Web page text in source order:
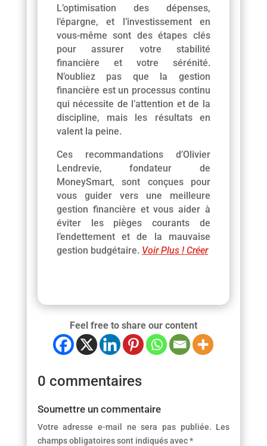
L’optimisation des dépenses,
l’épargne, et l’investissement en
vous-même sont des étapes clés
pour assurer votre stabilité
financière et votre sérénité.
N’oubliez pas que la gestion
financière est un processus continu
qui nécessite de l’attention et de la
discipline, mais les résultats en
valent la peine.
Ces recommandations d’Olivier
Lendrevie, fondateur de
MoneySmart, sont conçues pour
vous guider vers une meilleure
gestion financière et vous aider à
éviter les pièges courants de
l’endettement et de la mauvaise
gestion budgétaire. Voir Plus ! Créer
Feel free to share our content
0 commentaires
Soumettre un commentaire
Votre adresse e-mail ne sera pas publiée. Les
champs obligatoires sont indiqués avec*